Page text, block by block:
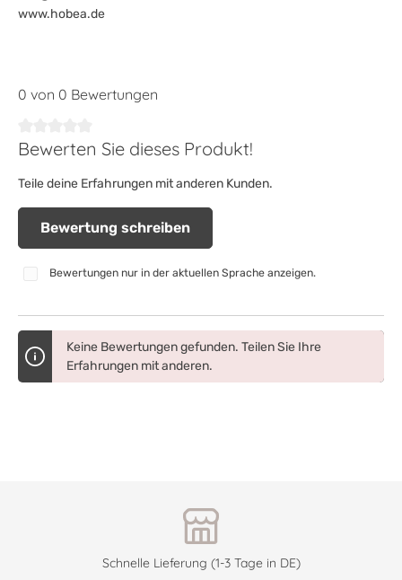
www.hobea.de
0 von 0 Bewertungen
Durchschnittliche Bewertung von 0 von 5 Sternen
Bewerten Sie dieses Produkt!
Teile deine Erfahrungen mit anderen Kunden.
Bewertung schreiben
Bewertungen nur in der aktuellen Sprache anzeigen.
Keine Bewertungen gefunden. Teilen Sie Ihre
Erfahrungen mit anderen.
Schnelle Lieferung (1-3 Tage in DE)